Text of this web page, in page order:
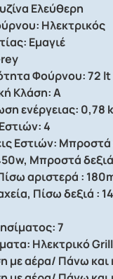
Ελεύθερη
Ηλεκτρικός
Εμαγιέ
Φούρνου: 72 lt
Κλάση: Α
ενέργειας: 0,78
4
Εστιών: Μπροστά
Μπροστά
αριστερά :
Πίσω δεξιά :
7
Ηλεκτρικό
με αέρα/ Πάνω και